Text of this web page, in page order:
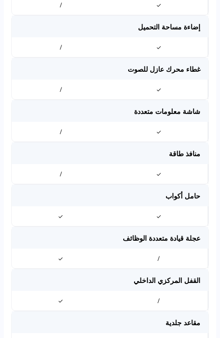
✓
/
إضاءة مساحة التحميل
✓
/
غطاء محرك عازل للصوت
✓
/
شاشة معلومات متعددة
✓
/
منافذ طاقة
✓
/
حامل أكواب
✓
✓
عجلة قيادة متعددة الوظائف
/
✓
القفل المركزي الداخلي
/
✓
مقاعد جلدية